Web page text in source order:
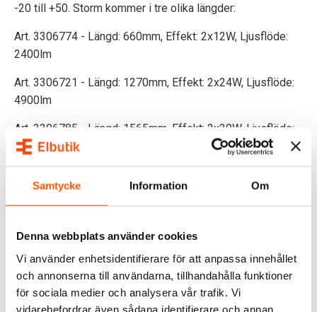
Samtycke Information Om
Denna webbplats använder cookies
Vi använder enhetsidentifierare för att anpassa innehållet
och annonserna till användarna, tillhandahålla funktioner
för sociala medier och analysera vår trafik. Vi
vidarebefordrar även sådana identifierare och annan
-20 till +50. Storm kommer i tre olika längder:
Art. 3306774 - Längd: 660mm, Effekt: 2x12W, Ljusflöde:
2400lm
Art. 3306721 - Längd: 1270mm, Effekt: 2x24W, Ljusflöde:
4900lm
Art. 3306785 - Längd: 1565mm, Effekt: 2x30W, Ljusflöde:
6000lm
SPECIFIKATIONER
DOKUMENT
OMDÖMEN